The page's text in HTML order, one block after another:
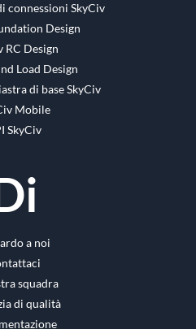
connessioni SkyCiv
Design
RC Design
Load Design
di base SkyCiv
Mobile
SkyCiv
a noi
squadra
di qualità